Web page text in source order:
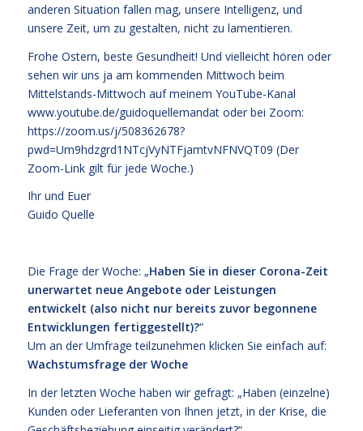
anderen Situation fallen mag, unsere Intelligenz, und
unsere Zeit, um zu gestalten, nicht zu lamentieren.
Frohe Ostern, beste Gesundheit! Und vielleicht hören oder
sehen wir uns ja am kommenden Mittwoch beim
Mittelstands-Mittwoch auf meinem YouTube-Kanal
www.youtube.de/guidoquellemandatoder bei Zoom:
https://zoom.us/j/508362678?
pwd=Um9hdzgrd1NTcjVyNTFjamtvNFNVQT09 (Der
Zoom-Link gilt für jede Woche.)
Ihr und Euer
Guido Quelle
Die Frage der Woche: „Haben Sie in dieser Corona-Zeit
unerwartet neue Angebote oder Leistungen
entwickelt (also nicht nur bereits zuvor begonnene
Entwicklungen fertiggestellt)?“
Um an der Umfrage teilzunehmen klicken Sie einfach auf:
Wachstumsfrage der Woche
In der letzten Woche haben wir gefragt: „Haben (einzelne)
Kunden oder Lieferanten von Ihnen jetzt, in der Krise, die